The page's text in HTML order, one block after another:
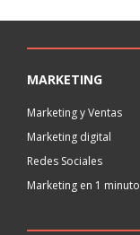
MARKETING
Marketing y Ventas
Marketing digital
Redes Sociales
Marketing en 1 minuto